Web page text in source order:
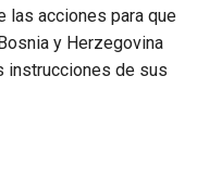
las acciones para que
y Herzegovina
instrucciones de sus